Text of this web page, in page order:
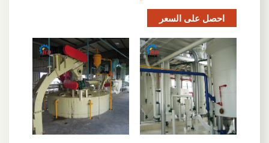
احصل على السعر